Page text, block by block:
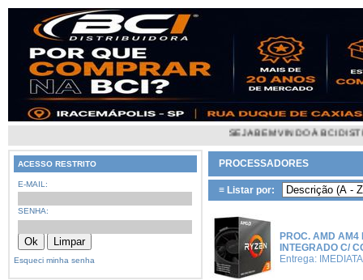
SEJA BEM VINDO À BCI DISTRIBUIDORA!
ACESSO RESTRITO
E-MAIL:
SENHA:
Esqueci minha senha
PROCESSADORES
≡ Listar por:
PROC. AMD
INTEGRADO C/
Entrega: IMEDIATA